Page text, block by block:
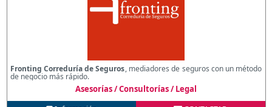
Fronting Correduría de Seguros, mediadores de seguros con un método
de negocio más rápido.
Asesorías / Consultorías / Legal